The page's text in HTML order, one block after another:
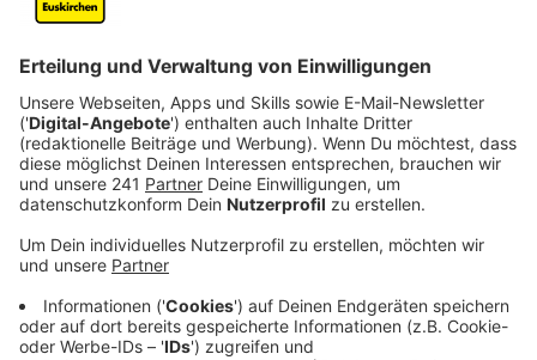
Mainstraße im Einsatz. Hier droht der Veybach über die
Ufer zu treten.
Anzeige
©Radio Euskirchen
Anzeige